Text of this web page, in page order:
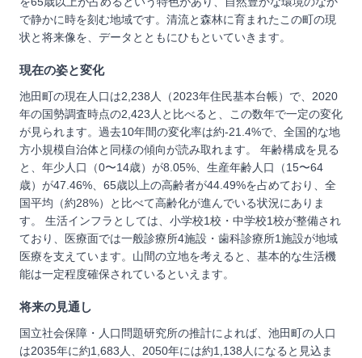
で静かに時を刻む地域です。清流と森林に育まれたこの町の現
状と将来像を、データとともにひもといていきます。
現在の姿と変化
池田町の現在人口は2,238人（2023年住民基本台帳）で、2020
年の国勢調査時点の2,423人と比べると、この数年で一定の変化
が見られます。過去10年間の変化率は約-21.4%で、全国的な地
方小規模自治体と同様の傾向が読み取れます。 年齢構成を見る
と、年少人口（0〜14歳）が8.05%、生産年齢人口（15〜64
歳）が47.46%、65歳以上の高齢者が44.49%を占めており、全
国平均（約28%）と比べて高齢化が進んでいる状況にありま
す。 生活インフラとしては、小学校1校・中学校1校が整備され
ており、医療面では一般診療所4施設・歯科診療所1施設が地域
医療を支えています。山間の立地を考えると、基本的な生活機
能は一定程度確保されているといえます。
将来の見通し
国立社会保障・人口問題研究所の推計によれば、池田町の人口
は2035年に約1,683人、2050年には約1,138人になると見込ま